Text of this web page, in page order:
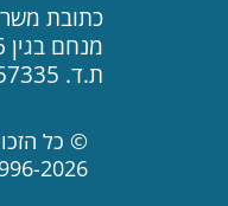
כתובת
מנחם בגין 156 ת"א, 6492108
ת.ד. 57335. טל' 03-6374000
© כל
2026